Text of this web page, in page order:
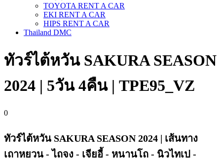
TOYOTA RENT A CAR
EKI RENT A CAR
HIPS RENT A CAR
Thailand DMC
ทัวร์ไต้หวัน SAKURA SEASON
2024 | 5วัน 4คืน | TPE95_VZ
0
ทัวร์ไต้หวัน SAKURA SEASON 2024 | เส้นทาง
เถาหยวน - ไถจง - เจียอี้ - หนานโถ - นิวไทเป -